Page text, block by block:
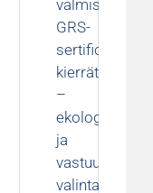
valmistettu
GRS-
sertifioidusta
–
ekologinen
ja
vastuullinen
valinta.